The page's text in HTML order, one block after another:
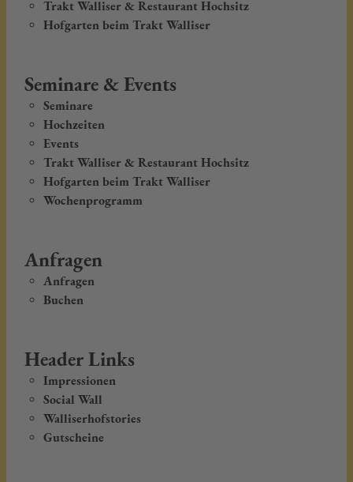
Trakt Walliser & Restaurant Hochsitz
Hofgarten beim Trakt Walliser
Seminare & Events
Seminare
Hochzeiten
Events
Trakt Walliser & Restaurant Hochsitz
Hofgarten beim Trakt Walliser
Wochenprogramm
Anfragen
Anfragen
Buchen
Header Links
Impressionen
Social Wall
Walliserhofstories
Gutscheine